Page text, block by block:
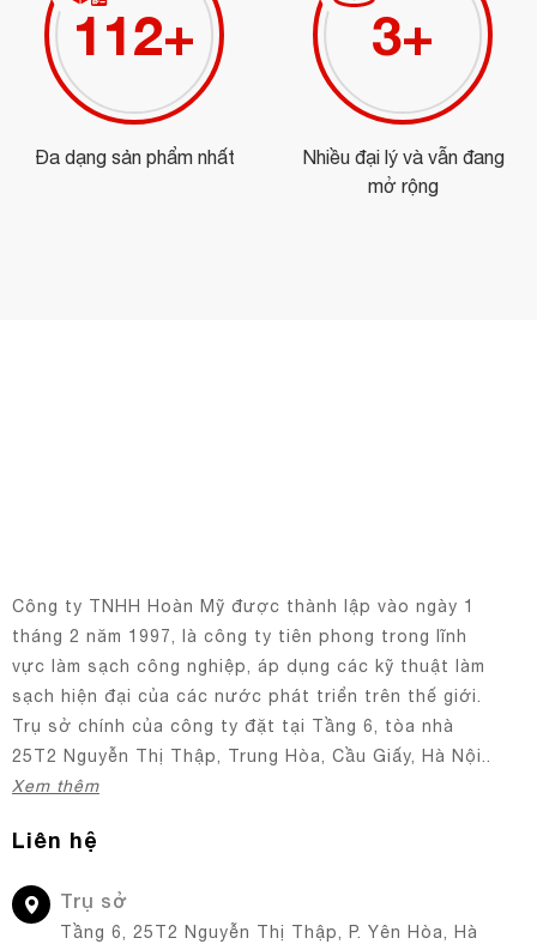
125+
Đa dạng sản phẩm nhất
3+
Nhiều đại lý và vẫn đang
mở rộng
Công ty TNHH Hoàn Mỹ được thành lập vào ngày 1
tháng 2 năm 1997, là công ty tiên phong trong lĩnh
vực làm sạch công nghiệp, áp dụng các kỹ thuật làm
sạch hiện đại của các nước phát triển trên thế giới.
Trụ sở chính của công ty đặt tại Tầng 6, tòa nhà
25T2 Nguyễn Thị Thập, Trung Hòa, Cầu Giấy, Hà Nội..
Xem thêm
Liên hệ
Trụ sở
Tầng 6, 25T2 Nguyễn Thị Thập, P. Yên Hòa, Hà